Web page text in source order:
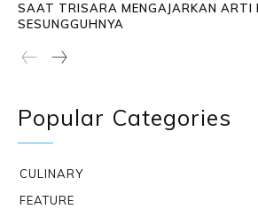
SAAT TRISARA MENGAJARKAN ARTI
SESUNGGUHNYA
Popular Categories
CULINARY
FEATURE